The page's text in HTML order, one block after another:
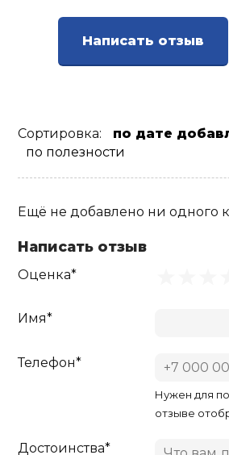
Написать отзыв
Сортировка:
по дате
по полезности
Ещё не добавлено ни одного
Написать отзыв
Оценка*
Имя*
Телефон*
Нужен для
отзыве
Достоинства*